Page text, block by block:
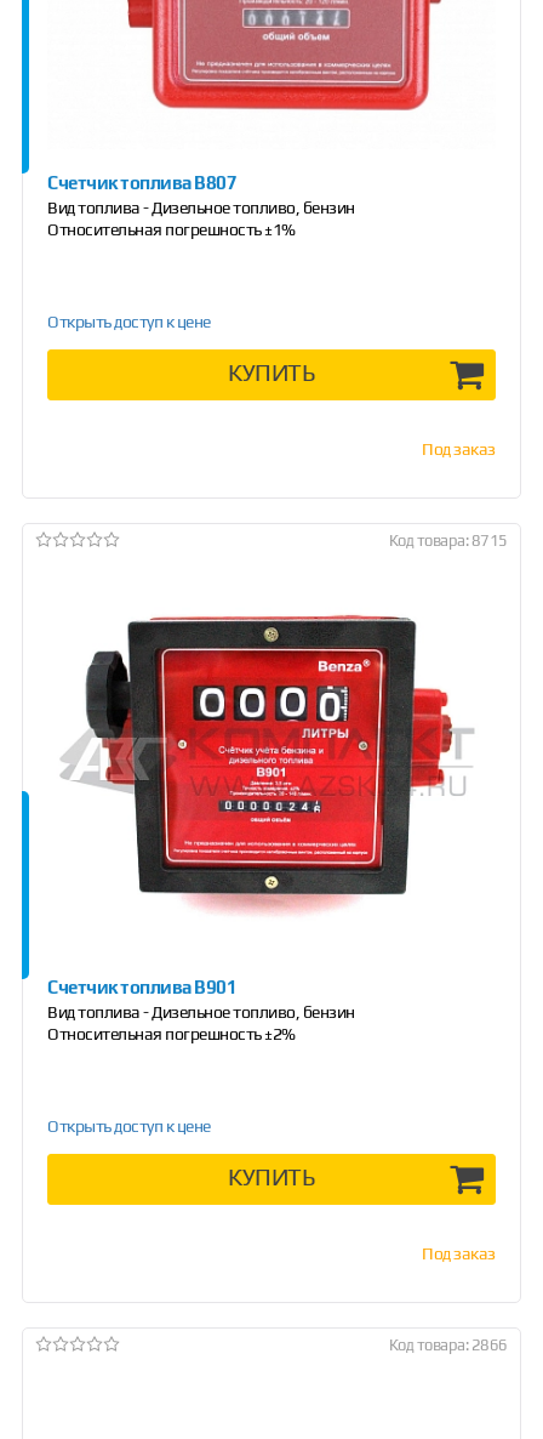
Счетчик топлива B807
Вид топлива - Дизельное топливо, бензин
Относительная погрешность ±1%
Открыть доступ к цене
КУПИТЬ
Под заказ
Код товара: 8715
Счетчик топлива B901
Вид топлива - Дизельное топливо, бензин
Относительная погрешность ±2%
Открыть доступ к цене
КУПИТЬ
Под заказ
Код товара: 2866